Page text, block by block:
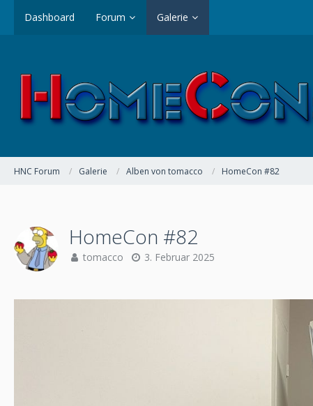
Dashboard Forum Galerie
HNC Forum Galerie Alben von tomacco HomeCon #82
HomeCon #82
tomacco 3. Februar 2025